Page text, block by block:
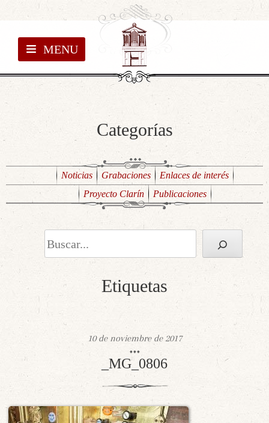
MENU
Categorías
Noticias Grabaciones
Enlaces de interés
Proyecto Clarín
Publicaciones
Buscar
Etiquetas
10 de noviembre de 2017
_MG_0806